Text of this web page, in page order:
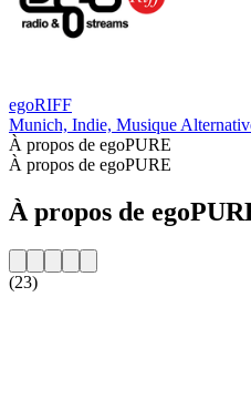
egoRIFF
Munich, Indie, Musique
À propos de egoPURE
À propos de egoPURE
À propos de
(23)